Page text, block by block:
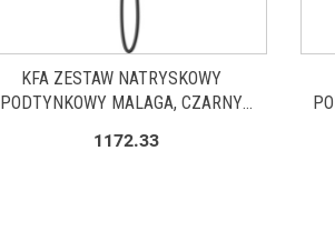
KFA ZESTAW NATRYSKOWY
PODTYNKOWY MALAGA, CZARNY
1172.33